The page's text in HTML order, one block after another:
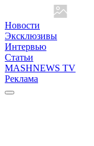
Новости
Эксклюзивы
Интервью
Статьи
MASHNEWS TV
Реклама